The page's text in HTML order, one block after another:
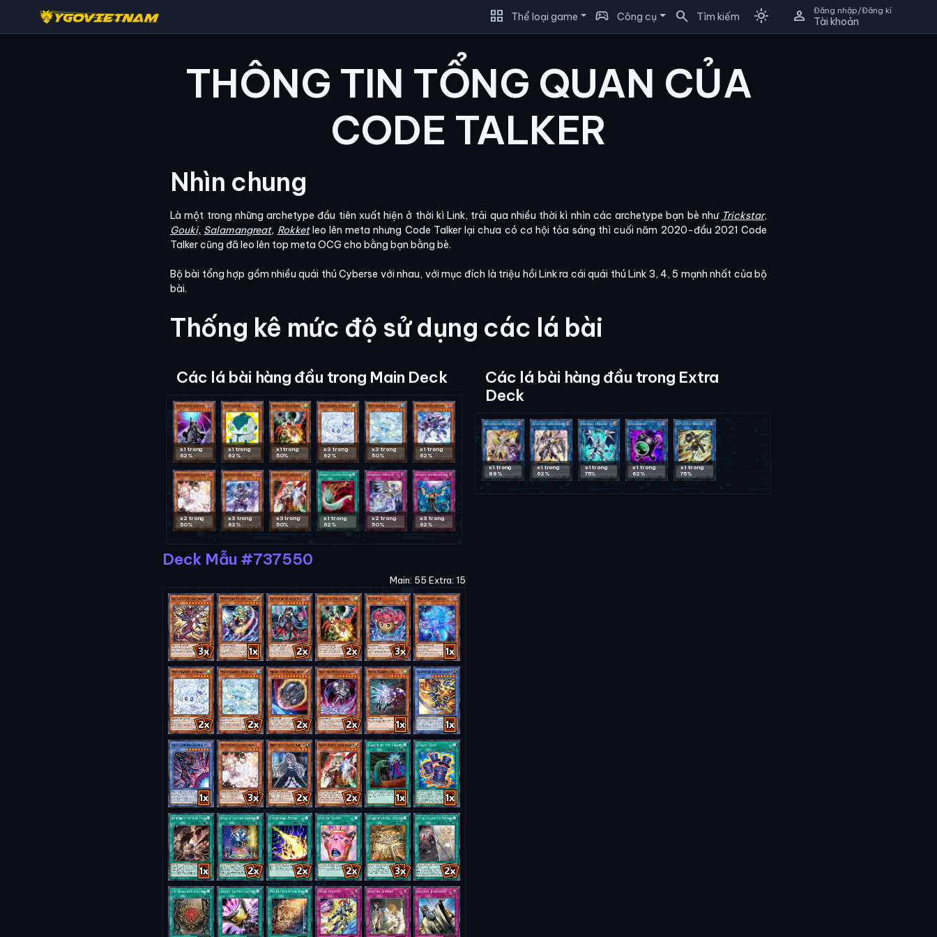
grid_view Thể loại game sports_esports Công cụ search Tìm kiếm light_mode person Đăng nhập/Đăng kí
Tài khoản
THÔNG TIN TỔNG QUAN CỦA
CODE TALKER
Nhìn chung
Là một trong những archetype đầu tiên xuất hiện ở thời kì Link, trải qua nhiều thời kì nhìn các archetype bạn bè như Trickstar,
Gouki, Salamangreat, Rokketleo lên meta nhưng Code Talker lại chưa có cơ hội tỏa sáng thì cuối năm 2020-đầu 2021 Code
Talker cũng đã leo lên top meta OCG cho bằng bạn bằng bè.
Bộ bài tổng hợp gồm nhiều quái thú Cyberse với nhau, với mục đích là triệu hồi Link ra cái quái thú Link 3, 4, 5 mạnh nhất của bộ
bài.
Thống kê mức độ sử dụng các lá bài
Các lá bài hàng đầu trong Main Deck
x1 trong
62%
x1 trong
62%
x1 trong
50%
x3 trong
62%
x3 trong
50%
x1 trong
62%
x2 trong
50%
x3 trong
62%
x3 trong
50%
x1 trong
62%
x2 trong
50%
x3 trong
62%
Các lá bài hàng đầu trong Extra
Deck
x1 trong
88%
x1 trong
62%
x1 trong
75%
x1 trong
62%
x1 trong
75%
Deck Mẫu #737550
Main: 55 Extra: 15